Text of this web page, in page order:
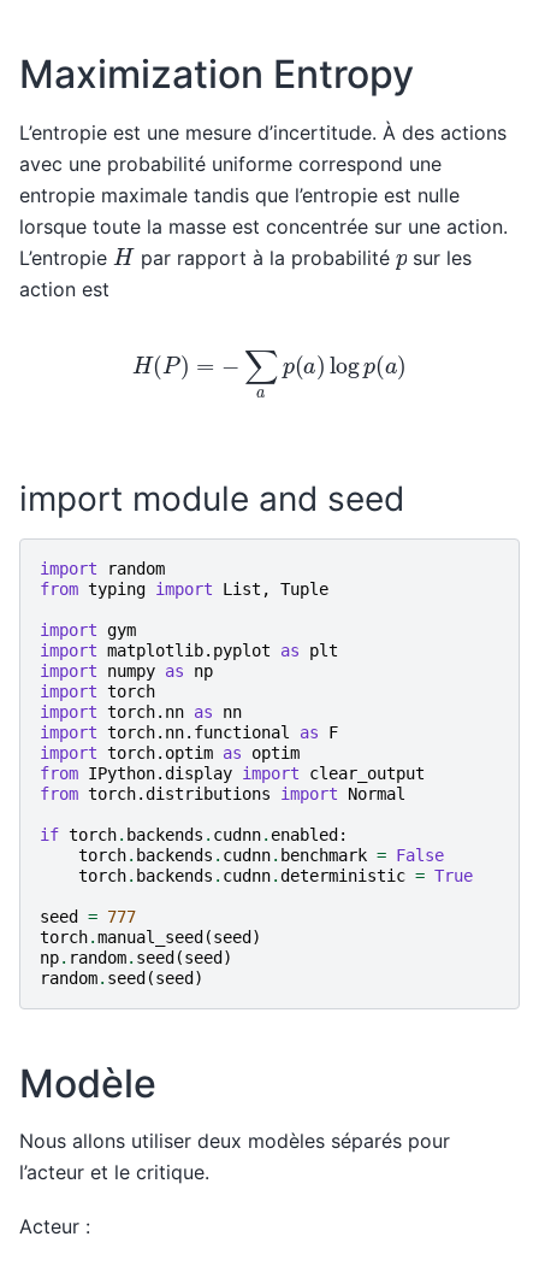
Maximization Entropy
L’entropie est une mesure d’incertitude. À des actions
avec une probabilité uniforme correspond une
entropie maximale tandis que l’entropie est nulle
lorsque toute la masse est concentrée sur une action.
L’entropie Hpar rapport à la probabilité p sur les
action est
H(P ∑ap( ) log )
import module and seed
import
random
from typing import List , Tuple
import gym
import matplotlib.pyplot as
plt
import
numpy as
np
import torch
import torch.nn as
nn
import torch.nn.functional as
F
import torch.optim as
optim
from IPython.display import
clear_output
from torch.distributions import Normal
if torch. backends . cudnn. enabled:
torch. backends . cudnn. benchmark = False
torch. backends . cudnn.deterministic = True
seed = 777
torch.manual_seed(seed)
np. random. seed(seed)
random. seed(seed)
Modèle
Nous allons utiliser deux modèles séparés pour
l’acteur et le critique.
Acteur :